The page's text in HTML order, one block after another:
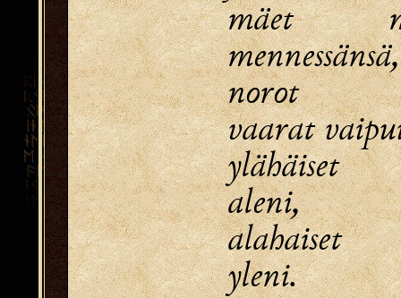
mäet
mennessänsä,
norot
vaarat
ylähäiset
aleni,
alahaiset
yleni.